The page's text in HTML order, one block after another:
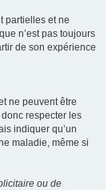
partielles et ne
n’est pas toujours
de son expérience
ne peuvent être
respecter les
indiquer qu’un
maladie, même si
ou de